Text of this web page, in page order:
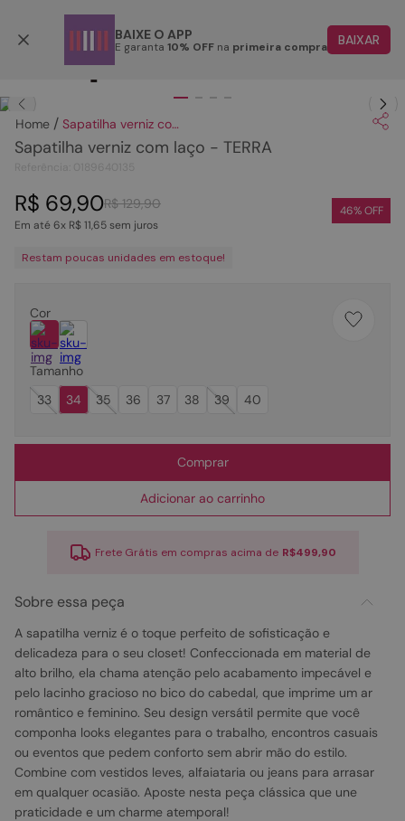
BAIXE O APP
E garanta 10% OFF na primeira compra BAIXAR
Sapatilha verniz com laço - TERRA
Sapatilha verniz com laço - TERRA
R$ 129,90
R$ 69,90
Em até6x R$11,65sem juros
46% OFF
Restam poucas unidades em estoque!
Cor
Tamanho
33
34 35 36 37 38 39 40
Comprar
Adicionar ao carrinho
Frete Grátis em compras acima de R$499,90
Sobre essa peça
A sapatilha verniz é o toque perfeito de sofisticação e
delicadeza para o seu closet! Confeccionada em material de
alto brilho, ela chama atenção pelo acabamento impecável e
pelo lacinho gracioso no bico do cabedal, que imprime um ar
romântico e feminino. Seu design versátil permite que você
componha looks elegantes para o trabalho, encontros casuais
ou eventos que pedem conforto sem abrir mão do estilo.
Combine com vestidos leves, alfaiataria ou jeans para arrasar
em qualquer ocasião. Aposte nesta peça clássica que une
praticidade e um charme atemporal!
1º
2º
rasteira
4º
bota
5º
sandalia
6º
tamanco
sapatilha
couro
10º scarpin